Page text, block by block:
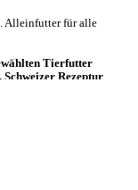
Allein­futter für alle
Tierfutter
Rezeptur
für BARF.